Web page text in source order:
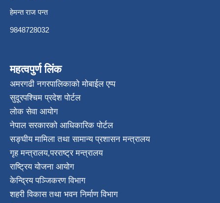
हेमन्त राज पन्त
9848728032
महत्वपुर्ण लिंक
अमरगढी नगरपालिकाको मोबाईल एप्प
सुदूरपश्चिम प्रदेश पोर्टल
लोक सेवा आयोग
नेपाल सरकारको आधिकारिक पोर्टल
सङ्घीय मामिला तथा सामान्य प्रशासन मन्त्रालय
गृह मन्त्रालय,परराष्ट्र मन्त्रालय
राष्ट्रिय योजना आयोग
केन्द्रिय पञ्जिकरण विभाग
शहरी विकास तथा भवन निर्माण विभाग